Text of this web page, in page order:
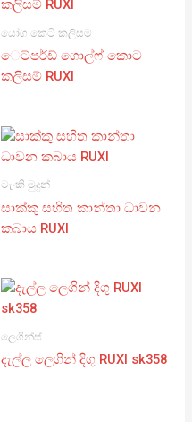
යෝග කෙටි කලිසම්
ෙට්පර්ඩ් ගොල්ෆ් කොට
කලිසම් RUXI
ටැංකි මුදුන්
සාක්කු සහිත කාන්තා ධාවන
කබාය RUXI
ලෙගින්ස්
දැල්ල ලෙගින් දිගු RUXI sk358